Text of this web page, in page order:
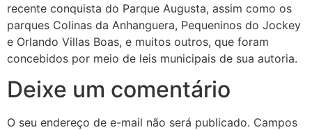
recente conquista do Parque Augusta, assim como os
parques Colinas da Anhanguera, Pequeninos do Jockey
e Orlando Villas Boas, e muitos outros, que foram
concebidos por meio de leis municipais de sua autoria.
Deixe um comentário
O seu endereço de e-mail não será publicado. Campos